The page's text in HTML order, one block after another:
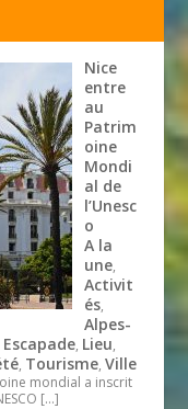
Nice
entre
au
Patrim
oine
Mondi
al de
l’Unesc
o
A la
une,
Activit
és,
Alpes-
Escapade, Lieu,
, Tourisme,Ville
mondial a inscrit
[…]